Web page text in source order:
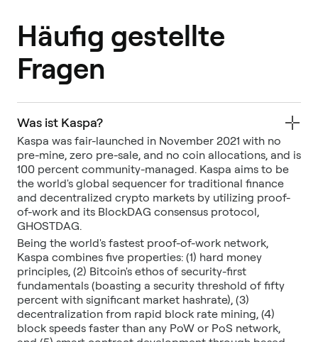
Häufig gestellte
Fragen
Was ist Kaspa?
Kaspa was fair-launched in November 2021 with no
pre-mine, zero pre-sale, and no coin allocations, and is
100 percent community-managed. Kaspa aims to be
the world's global sequencer for traditional finance
and decentralized crypto markets by utilizing proof-
of-work and its BlockDAG consensus protocol,
GHOSTDAG.
Being the world's fastest proof-of-work network,
Kaspa combines five properties: (1) hard money
principles, (2) Bitcoin's ethos of security-first
fundamentals (boasting a security threshold of fifty
percent with significant market hashrate), (3)
decentralization from rapid block rate mining, (4)
block speeds faster than any PoW or PoS network,